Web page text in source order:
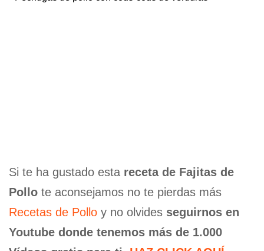
Si te ha gustado esta receta de Fajitas de
Pollo te aconsejamos no te pierdas más
Recetas de Pollo y no olvides seguirnos en
Youtube donde tenemos más de 1.000